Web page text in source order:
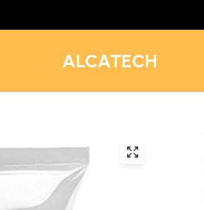
ALCATECH